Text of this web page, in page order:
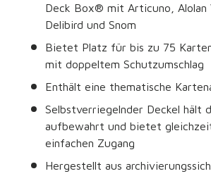
Deck Box® mit Articuno, Alolan
Delibird und Snom
Bietet Platz für bis zu 75
mit doppeltem Schutzumschlag
Enthält eine thematische
Selbstverriegelnder Deckel hält
aufbewahrt und bietet
einfachen Zugang
Hergestellt aus